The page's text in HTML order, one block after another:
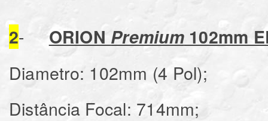
2- ORION Premium102mm
Diametro: 102mm (4 Pol);
Distância Focal: 714mm;